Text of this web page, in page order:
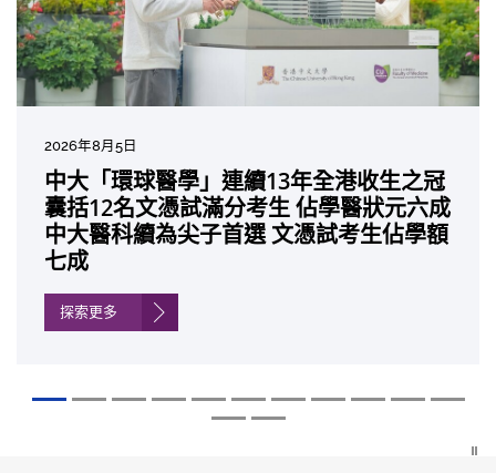
2026年8月5日
中大「環球醫學」連續13年全港收生之冠
囊括12名文憑試滿分考生 佔學醫狀元六成
中大醫科續為尖子首選 文憑試考生佔學額
七成
探索更多
2026年7月10日
中大研發「AI-OCT」系統助測糖尿黃斑水
腫 假陽性轉介個案銳減六成 縮短患者輪
候診症時間
2026年7月10日
中大黃秀娟教授獲頒中國工程界最高榮譽
「光華工程科技獎」 成為今屆醫藥衞生領
域唯一香港學者
2026年7月7日
中大新設「香港中文大學鳳凰獎學金」嘉
許公開試狀元 鼓勵學醫狀元走出課堂放眼
世界 裝備21世紀妙手仁醫
2026年6月29日
中大全新一站式PGT-Plus方案 精準辨識
傳統檢測中複雜基因異常「盲點」 降低人
工受孕流產及異常妊娠風險
2026年6月22日
中大發現青光眼治療新靶點 小鼠實驗證實
可恢復七成視力 有助開創嶄新神經保護療
法
2026年6月17日
中大成功拆解肝癌免疫治療耐藥性機制 揭
一種免疫細胞具「除廢餵食」新功能助癌
細胞耐藥性
2026年6月10日
中大與多名全球專家共同牽頭跨國肺癌研
究 逾半晚期ALK陽性肺癌病人七年無惡化
因特定基因異常而引起的肺癌有望變成
「慢性病」 患者可與病共存
探索更多
2026年6月5日
中大教授陳重娥獲頒「清野裕傑出領袖
獎」 成為本港首名學者榮膺亞洲糖尿病教
研最高榮譽
2026年6月2日
中大匯聚逾200位區域專家 探討私人醫療
保險如何推動全民健康覆蓋
探索更多
2026年5月19日
中大張源津醫生成首位亞洲研究員 榮獲國
際泌尿科權威獎項John K. Lattimer 講座
獎
2026年5月14日
中大取得「從實驗室到臨床應用」研究突
破 初步證實GLP-1藥物可改善嚴重中風康
復情況